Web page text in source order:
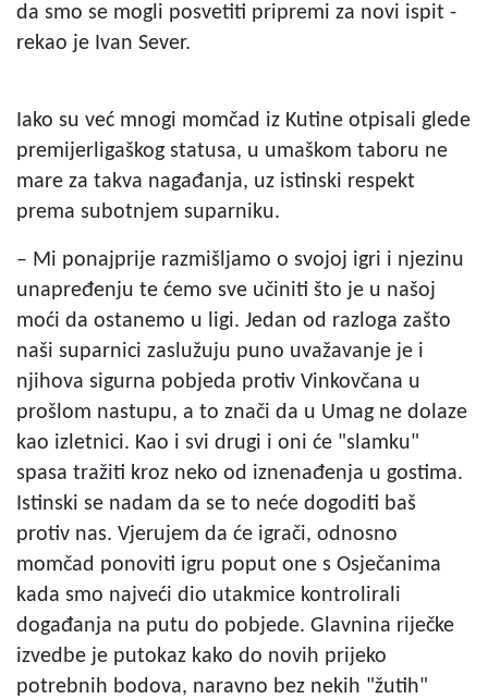
da smo se mogli posvetiti pripremi za novi ispit -
rekao je Ivan Sever.
Iako su već mnogi momčad iz Kutine otpisali glede
premijerligaškog statusa, u umaškom taboru ne
mare za takva nagađanja, uz istinski respekt
prema subotnjem suparniku.
– Mi ponajprije razmišljamo o svojoj igri i njezinu
unapređenju te ćemo sve učiniti što je u našoj
moći da ostanemo u ligi. Jedan od razloga zašto
naši suparnici zaslužuju puno uvažavanje je i
njihova sigurna pobjeda protiv Vinkovčana u
prošlom nastupu, a to znači da u Umag ne dolaze
kao izletnici. Kao i svi drugi i oni će "slamku"
spasa tražiti kroz neko od iznenađenja u gostima.
Istinski se nadam da se to neće dogoditi baš
protiv nas. Vjerujem da će igrači, odnosno
momčad ponoviti igru poput one s Osječanima
kada smo najveći dio utakmice kontrolirali
događanja na putu do pobjede. Glavnina riječke
izvedbe je putokaz kako do novih prijeko
potrebnih bodova, naravno bez nekih "žutih"